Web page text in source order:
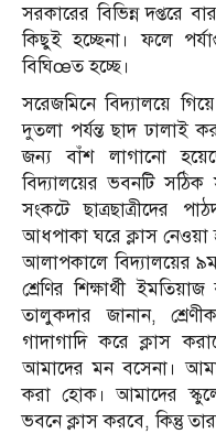
সরকারের বিভিন্ন দপ্তরে
কিছুই হচ্ছেনা। ফলে
বিঘিœত হচ্ছে।
সরেজমিনে বিদ্যালয়ে
দুতলা পর্যন্ত ছাদ ঢালাই
জন্য বাঁশ লাগানো
বিদ্যালয়ের ভবনটি
সংকটে ছাত্রছাত্রীদের
আধপাকা ঘরে ক্লাস নেওয়া
আলাপকালে বিদ্যালয়ের ৯ম
শ্রেণির শিক্ষার্থী
তালুকদার জানান,
গাদাগাদি করে ক্লাস
আমাদের মন বসেনা।
করা হোক। আমাদের
ভবনে ক্লাস করবে, কিন্তু